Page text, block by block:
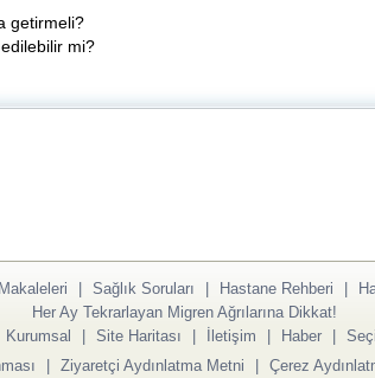
getirmeli?
mi?
| Sağlık Soruları | Hastane Rehberi |
Her Ay Tekrarlayan Migren Ağrılarına Dikkat!
Kurumsal | Site Haritası | İletişim | Haber |
| Ziyaretçi Aydınlatma Metni | Çerez